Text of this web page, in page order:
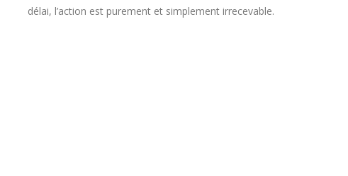
délai, l’action est purement et simplement irrecevable.